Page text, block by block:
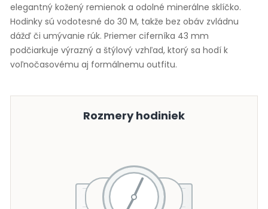
elegantný kožený remienok a odolné minerálne sklíčko.
Hodinky sú vodotesné do 30 M, takže bez obáv zvládnu
dážď či umývanie rúk. Priemer ciferníka 43 mm
podčiarkuje výrazný a štýlový vzhľad, ktorý sa hodí k
voľnočasovému aj formálnemu outfitu.
Rozmery hodiniek